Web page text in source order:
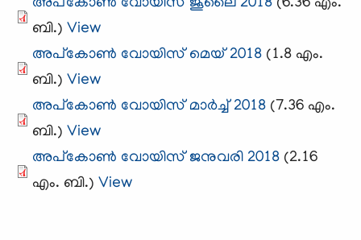
ബി.) View
അപ്കോണ്‍ വോയിസ്‌ മെയ്‌ 2018 (1.8 എം.
ബി.) View
അപ്കോണ്‍ വോയിസ്‌ മാര്‍ച്ച്‌ 2018 (7.36 എം.
ബി.) View
അപ്കോണ്‍ വോയിസ്‌ ജനുവരി 2018 (2.16
എം. ബി.) View